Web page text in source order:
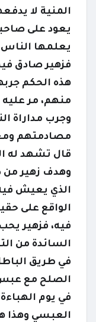
المنية لا
يعود على
يعلمها الناس
فزهير صادق
هذه الحكم
منهم، مر
وجرب مداراة
مصادمتهم
قال تشهد له
وهدف زهير من
الذي يعيش
الواقع على
فيه، فزهير
السائدة من
في طريق
الصلح مع عبس
في يوم
العبسي وهذا